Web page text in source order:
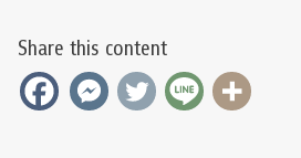
Share this content